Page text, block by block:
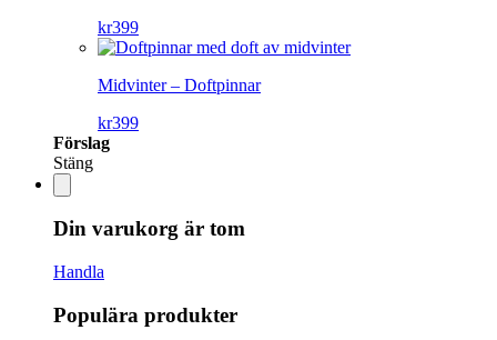
kr399
Midvinter – Doftpinnar
kr399
Förslag
Stäng
Din varukorg är tom
Handla
Populära produkter